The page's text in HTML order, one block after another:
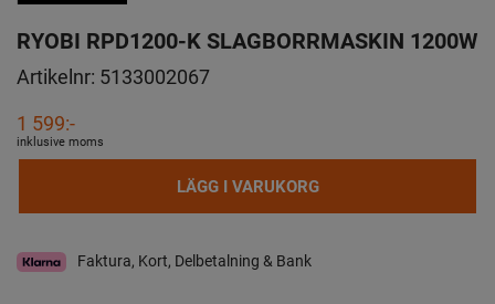
RYOBI RPD1200-K SLAGBORRMASKIN 1200W
Artikelnr: 5133002067
1 599:-
inklusive moms
LÄGG I VARUKORG
Faktura, Kort, Delbetalning & Bank